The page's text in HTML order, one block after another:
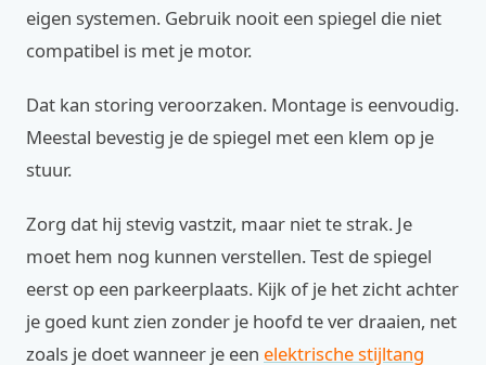
eigen systemen. Gebruik nooit een spiegel die niet
compatibel is met je motor.
Dat kan storing veroorzaken. Montage is eenvoudig.
Meestal bevestig je de spiegel met een klem op je
stuur.
Zorg dat hij stevig vastzit, maar niet te strak. Je
moet hem nog kunnen verstellen. Test de spiegel
eerst op een parkeerplaats. Kijk of je het zicht achter
je goed kunt zien zonder je hoofd te ver draaien, net
zoals je doet wanneer je een elektrische stijltang